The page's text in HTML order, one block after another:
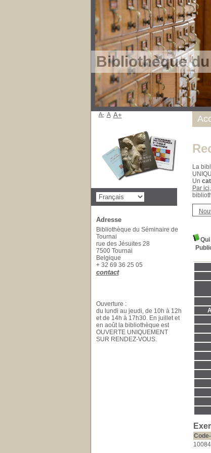
Bibliothèque
La
Un
Par ici
10084
A- A A+
Adresse
Bibliothèque du Séminaire de
Tournai
rue des Jésuites 28
7500 Tournai
Belgique
+ 32 69 36 25 05
contact
Ouverture :
du lundi au jeudi, de 10h à 12h
et de 14h à 17h30. En juillet et
en août la bibliothèque est
OUVERTE UNIQUEMENT
SUR RENDEZ-VOUS.